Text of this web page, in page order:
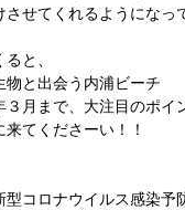
せてくれるようになっ
と、
物と出会う内浦ビーチ
月まで、大注目のポイ
てくださーい！！
型コロナウイルス感染予